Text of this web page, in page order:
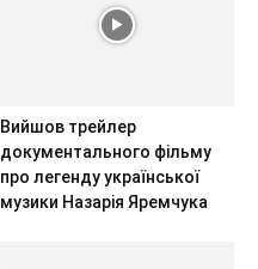
Вийшов трейлер
документального фільму
про легенду української
музики Назарія Яремчука